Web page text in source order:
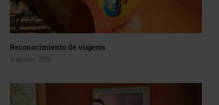
Reconocimiento de viajeros
4 agosto, 2026